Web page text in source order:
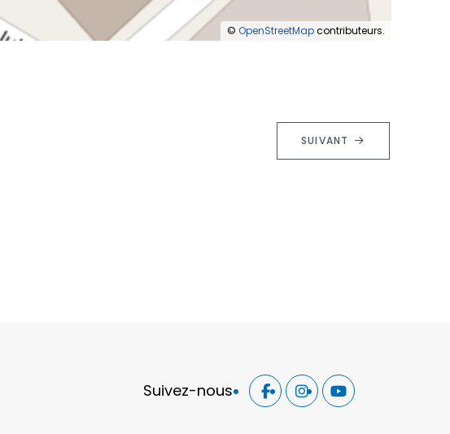
© OpenStreetMapcontributeurs.
SUIVANT
Suivez-nous